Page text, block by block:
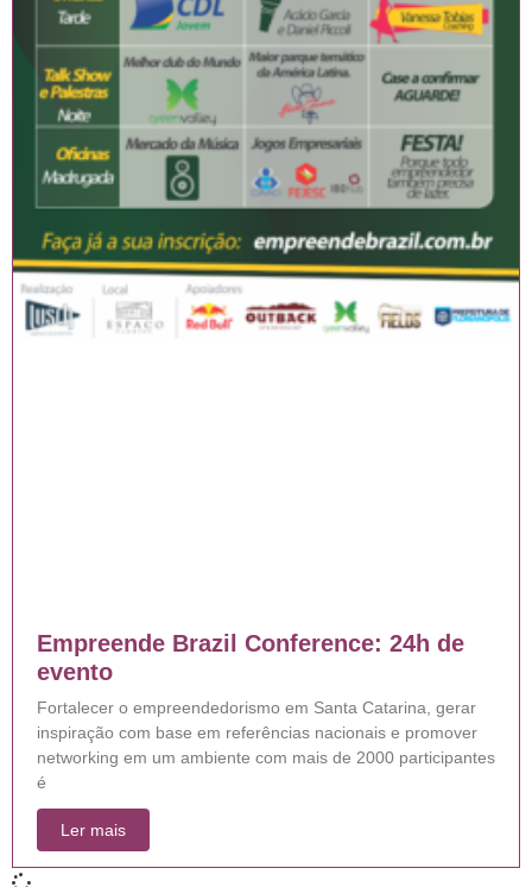
Empreende Brazil Conference: 24h de
evento
Fortalecer o empreendedorismo em Santa Catarina, gerar
inspiração com base em referências nacionais e promover
networking em um ambiente com mais de 2000 participantes
é
Ler mais